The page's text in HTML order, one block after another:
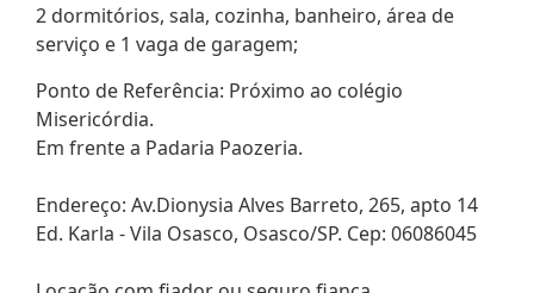
2 dormitórios, sala, cozinha, banheiro, área de
serviço e 1 vaga de garagem;
Ponto de Referência: Próximo ao colégio
Misericórdia.
Em frente a Padaria Paozeria.
Endereço: Av.Dionysia Alves Barreto, 265, apto 14
Ed. Karla - Vila Osasco, Osasco/SP. Cep: 06086045